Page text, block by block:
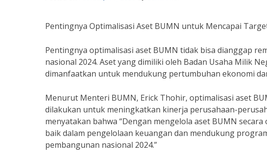
Pentingnya Optimalisasi Aset BUMN untuk Mencapai
Pentingnya optimalisasi aset BUMN tidak bisa dianggap
nasional 2024. Aset yang dimiliki oleh Badan Usaha Milik
dimanfaatkan untuk mendukung pertumbuhan ekonomi
Menurut Menteri BUMN, Erick Thohir, optimalisasi aset
dilakukan untuk meningkatkan kinerja perusahaan-
menyatakan bahwa “Dengan mengelola aset BUMN
baik dalam pengelolaan keuangan dan mendukung
pembangunan nasional 2024.”